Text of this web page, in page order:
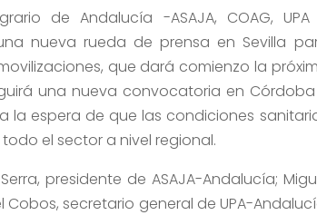
de Andalucía -ASAJA, COAG,
nueva rueda de prensa en Sevilla
que dará comienzo la
una nueva convocatoria en
la espera de que las condiciones
el sector a nivel regional.
presidente de ASAJA-Andalucía;
secretario general de UPA-